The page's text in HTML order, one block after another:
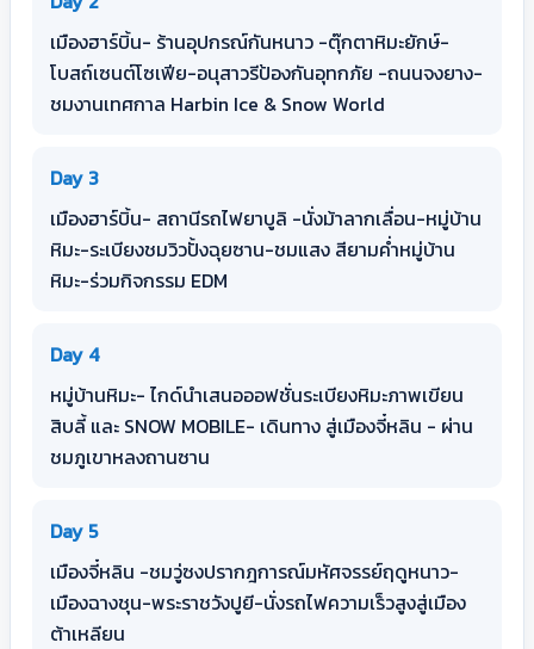
เมืองฮาร์บิ้น- ร้านอุปกรณ์กันหนาว -ตุ๊กตาหิมะยักษ์-
โบสถ์เซนต์โซเฟีย-อนุสาวรีป้องกันอุทกภัย -ถนนจงยาง-
ชมงานเทศกาล Harbin Ice & Snow World
Day 3
เมืองฮาร์บิ้น- สถานีรถไฟยาบูลิ -นั่งม้าลากเลื่อน-หมู่บ้าน
หิมะ-ระเบียงชมวิวปั้งฉุยซาน-ชมแสง สียามค่ำหมู่บ้าน
หิมะ-ร่วมกิจกรรม EDM
Day 4
หมู่บ้านหิมะ- ไกด์นำเสนอออฟชั่นระเบียงหิมะภาพเขียน
สิบลี้ และ SNOW MOBILE- เดินทาง สู่เมืองจี๋หลิน - ผ่าน
ชมภูเขาหลงถานซาน
Day 5
เมืองจี๋หลิน -ชมวู่ซงปรากฎการณ์มหัศจรรย์ฤดูหนาว-
เมืองฉางชุน-พระราชวังปูยี-นั่งรถไฟความเร็วสูงสู่เมือง
ต้าเหลียน